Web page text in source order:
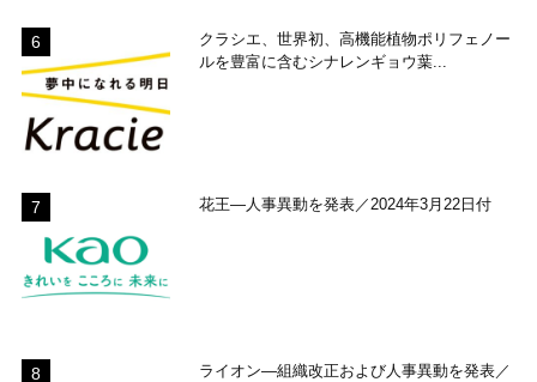
クラシエ、世界初、高機能植物ポリフェノー
ルを豊富に含むシナレンギョウ葉...
花王―人事異動を発表／2024年3月22日付
ライオン―組織改正および人事異動を発表／